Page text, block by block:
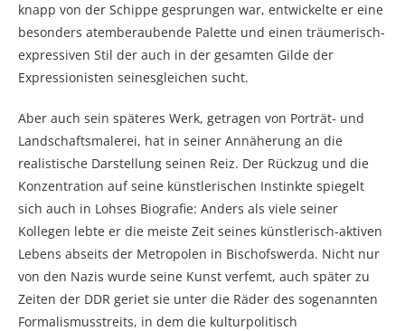
knapp von der Schippe gesprungen war, entwickelte er eine
besonders atemberaubende Palette und einen träumerisch-
expressiven Stil der auch in der gesamten Gilde der
Expressionisten seinesgleichen sucht.
Aber auch sein späteres Werk, getragen von Porträt- und
Landschaftsmalerei, hat in seiner Annäherung an die
realistische Darstellung seinen Reiz. Der Rückzug und die
Konzentration auf seine künstlerischen Instinkte spiegelt
sich auch in Lohses Biografie: Anders als viele seiner
Kollegen lebte er die meiste Zeit seines künstlerisch-aktiven
Lebens abseits der Metropolen in Bischofswerda. Nicht nur
von den Nazis wurde seine Kunst verfemt, auch später zu
Zeiten der DDR geriet sie unter die Räder des sogenannten
Formalismusstreits, in dem die kulturpolitisch